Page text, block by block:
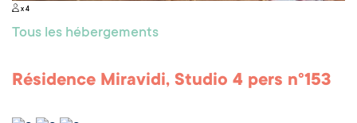
x 4
Tous les hébergements
Résidence Miravidi, Studio 4 pers n°153